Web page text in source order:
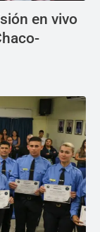
en vivo